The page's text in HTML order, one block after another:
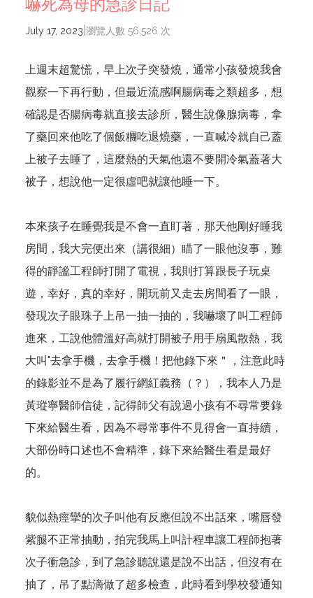
嚇死為母的急診日記
July 17, 2023 瀏覽人數 56,526 次
上週末超驚慌，早上次子突發燒，通常小孩發燒我會
觀察一下再行動，但最近流感啊腸病毒之類超多，想
確認是否腸病毒就直接去診所，醫生說像腺病毒，拿
了藥回來他吃了個飯糰吃退燒藥，一直喊冷就自己蓋
上被子去睡了，這麼熱的天氣他還不要開冷氣蓋著大
被子，想說他一定很虛吧就讓他睡一下。
本來孩子在睡覺我是不會一直盯著，那天他剛好睡我
房間，我大完便出來（講很細）瞄了一眼他沒事，難
得的靜謐工程師打開了電視，我則打算跟長子玩桌
遊，幸好，真的幸好，開玩前又走去房間看了一眼，
發現次子眼珠子上吊一抽一抽的，我嚇壞了叫工程師
進來，工說他體溫好高就打開被子用手扇風散熱，我
大叫"去拿手機，去拿手機！把他錄下來＂，注意此時
的錄影並不是為了履行網紅義務（？），我本人乃是
黃瑽寧醫師信徒，記得師父有說過小孩有不尋常要錄
下來給醫生看，因為不尋常事件不見得會一直持續，
大部份時口述也不會精準，錄下來給醫生看是最好
的。
貌似熱痙攣的次子叫他有反應但說不出話來，嘴唇發
紫腿不正常抽動，拍完我馬上叫計程車讓工程師抱著
次子衝急診，到了急診聽說還是說不出話，但沒有在
抽了，吊了點滴做了超多檢查，此時看到學校發通知